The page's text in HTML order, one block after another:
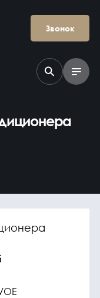
Звонок